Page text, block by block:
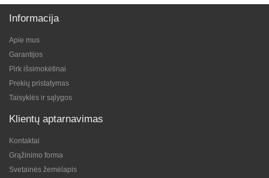
Informacija
Apie mus
Garantijos
Pirk išsimokėtinai
Prekių pristatymas
Taisyklės ir sąlygos
Klientų aptarnavimas
Kontaktai
Grąžinimo forma
Svetainės žemėlapis